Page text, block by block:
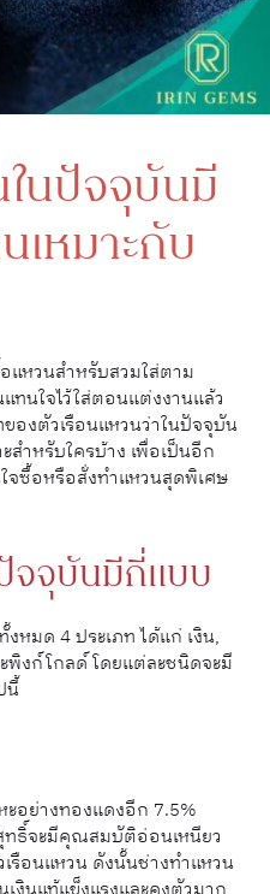
นปัจจุบันมี
หมาะกับ
หวนสำหรับสวมใส่ตาม
นใจไว้ใส่ตอนแต่งงานแล้ว
ของตัวเรือนแหวนว่าในปัจจุบัน
สำหรับใครบ้าง เพื่อเป็นอีก
ซื้อหรือสั่งทำแหวนสุดพิเศษ
จจุบันมีกี่แบบ
หมด 4 ประเภท ได้แก่ เงิน,
งก์โกลด์ โดยแต่ละชนิดจะมี
นี้
ะอย่างทองแดงอีก 7.5%
ทธิ์จะมีคุณสมบัติอ่อนเหนียว
รือนแหวน ดังนั้นช่างทำแหวน